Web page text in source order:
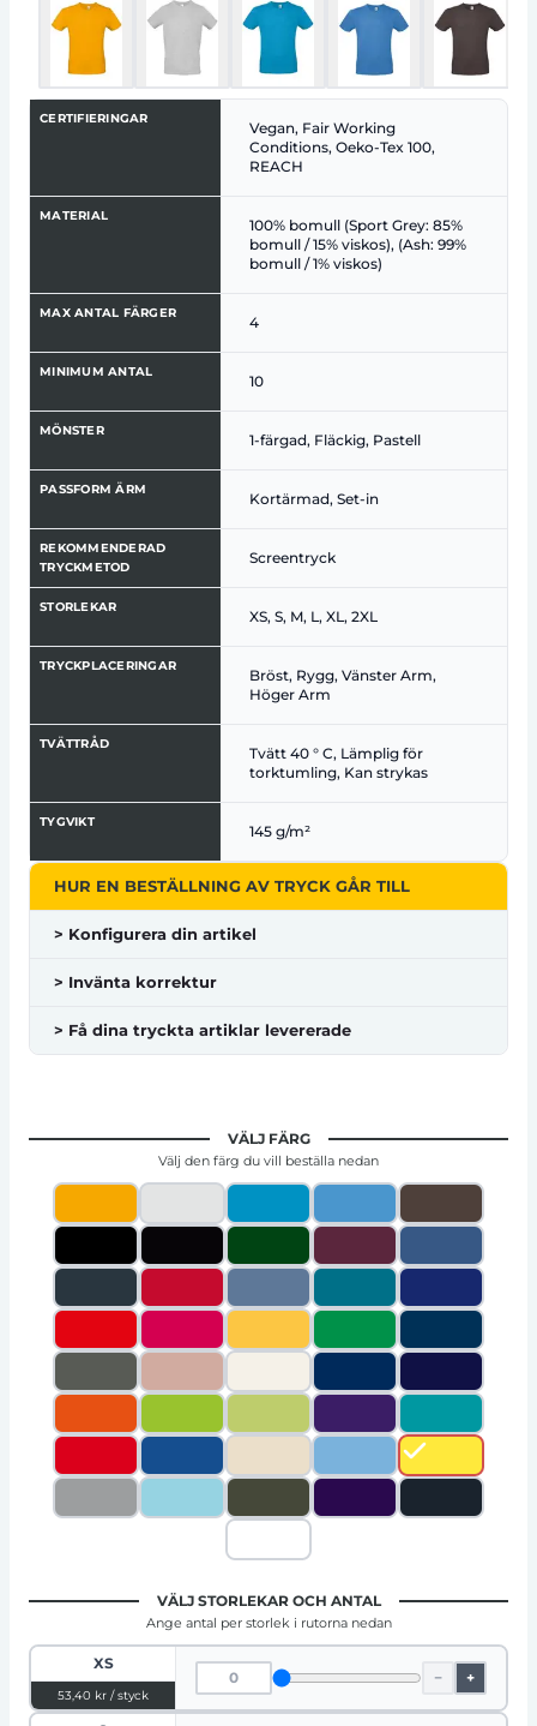
CERTIFIERINGAR
Vegan, Fair Working
Conditions, Oeko-Tex 100,
REACH
MATERIAL
100% bomull (Sport Grey: 85%
bomull / 15% viskos), (Ash: 99%
bomull / 1% viskos)
MAX ANTAL FÄRGER
4
MINIMUM ANTAL
10
MÖNSTER
1-färgad, Fläckig, Pastell
PASSFORM ÄRM
Kortärmad, Set-in
REKOMMENDERAD
TRYCKMETOD
Screentryck
STORLEKAR
XS, S, M, L, XL, 2XL
TRYCKPLACERINGAR
Bröst, Rygg, Vänster Arm,
Höger Arm
TVÄTTRÅD
Tvätt 40 ° C, Lämplig för
torktumling, Kan strykas
TYGVIKT
145 g/m²
HUR EN BESTÄLLNING AV TRYCK GÅR TILL
> Konfigurera din artikel
> Invänta korrektur
> Få dina tryckta artiklar levererade
VÄLJ FÄRG
Välj den färg du vill beställa nedan
VÄLJ STORLEKAR OCH ANTAL
Ange antal per storlek i rutorna nedan
XS
53,40 kr / styck
− +